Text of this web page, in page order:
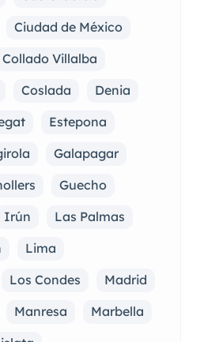
Ciudad de México
Collado Villalba
Coslada
Denia
Estepona
Galapagar
Guecho
Irún
Las Palmas
Lima
Los Condes
Madrid
Manresa
Marbella